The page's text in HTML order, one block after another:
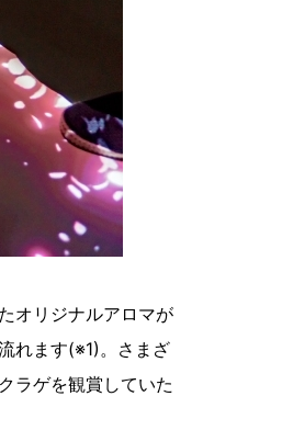
オリジナルアロマが
れます(※1)。さまざ
ラゲを観賞していた